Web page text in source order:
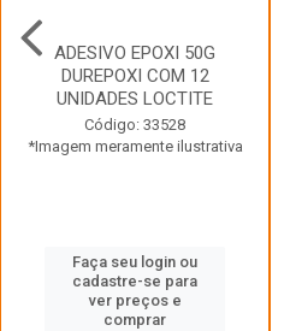
ADESIVO EPOXI 50G
DUREPOXI COM 12
UNIDADES LOCTITE
Código: 33528
*Imagem meramente ilustrativa
Faça seu login ou
cadastre-se para
ver preços e
comprar